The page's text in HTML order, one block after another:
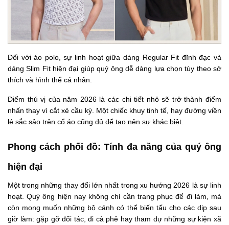
Đối với áo polo, sự linh hoạt giữa dáng Regular Fit đĩnh đạc và
dáng Slim Fit hiện đại giúp quý ông dễ dàng lựa chọn tùy theo sở
thích và hình thể cá nhân.
Điểm thú vị của năm 2026 là các chi tiết nhỏ sẽ trở thành điểm
nhấn thay vì cắt xẻ cầu kỳ. Một chiếc khuy tinh tế, hay đường viền
lé sắc sảo trên cổ áo cũng đủ để tạo nên sự khác biệt.
Phong cách phối đồ: Tính đa năng của quý ông
hiện đại
Một trong những thay đổi lớn nhất trong xu hướng 2026 là sự linh
hoạt. Quý ông hiện nay không chỉ cần trang phục để đi làm, mà
còn mong muốn những bộ cánh có thể biến tấu cho các dịp sau
giờ làm: gặp gỡ đối tác, đi cà phê hay tham dự những sự kiện xã